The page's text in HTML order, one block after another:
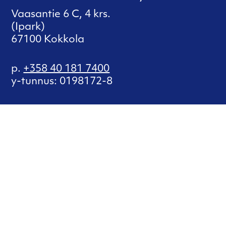
Vaasantie 6 C, 4 krs.
(Ipark)
67100 Kokkola
p. +358 40 181 7400
y-tunnus: 0198172-8